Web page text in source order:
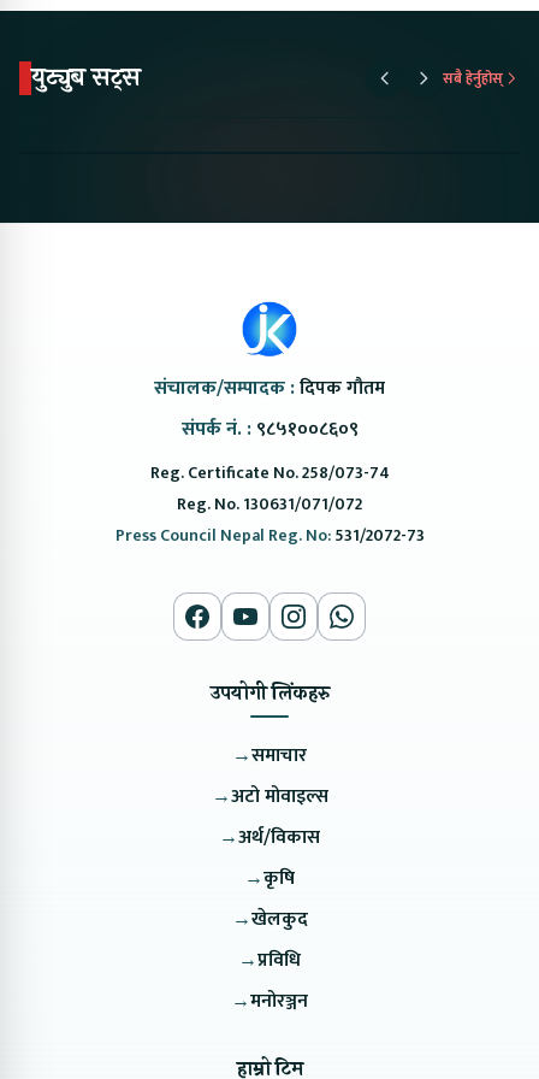
युट्युब सट्स सबै हेर्नुहोस्
संचालक/सम्पादक :दिपक गौतम
संपर्क नं. : ९८५१००८६०९
Reg. Certificate No. 258/073-74
Reg. No. 130631/071/072
Press Council Nepal Reg. No:531/2072-73
उपयोगी लिंकहरु
→समाचार
→अटो मोवाइल्स
→अर्थ/विकास
→कृषि
→खेलकुद
→प्रविधि
→मनोरञ्जन
हाम्रो टिम